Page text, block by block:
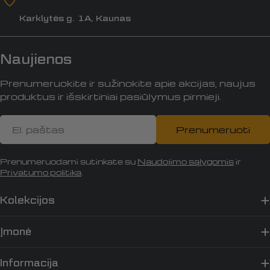
Karklytės g. 1A, Kaunas
Kolekcijos
Įmonė
Informacija
Naujienos
Prenumeruokite ir sužinokite apie akcijas, naujus
produktus ir išskirtiniai pasiūlymus pirmieji.
El.
paštas
Prenumeruoti
Prenumeruodami sutinkate su Naudojimo sąlygomis ir
Privatumo politika